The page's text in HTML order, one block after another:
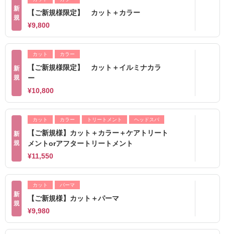
新
規
【ご新規様限定】 カット＋カラー
¥9,800
新
規
カット カラー
【ご新規様限定】 カット＋イルミナカラ
ー
¥10,800
新
規
カット カラー トリートメント ヘッドスパ
【ご新規様】カット＋カラー＋ケアトリート
メントorアフタートリートメント
¥11,550
新
規
カット パーマ
【ご新規様】カット＋パーマ
¥9,980